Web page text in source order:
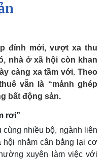
Giáo dục
đỉnh mới, vượt xa thu
nhà ở xã hội còn khan
càng xa tầm với. Theo
vẫn là “mảnh ghép
bất động sản.
rơi”
cùng nhiều bộ, ngành liên
hội nhằm cân bằng lại cơ
xuyên làm việc với